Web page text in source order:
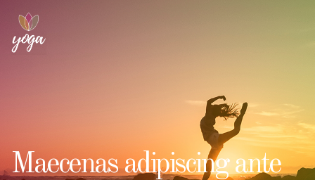
Maecenas adipiscing ante